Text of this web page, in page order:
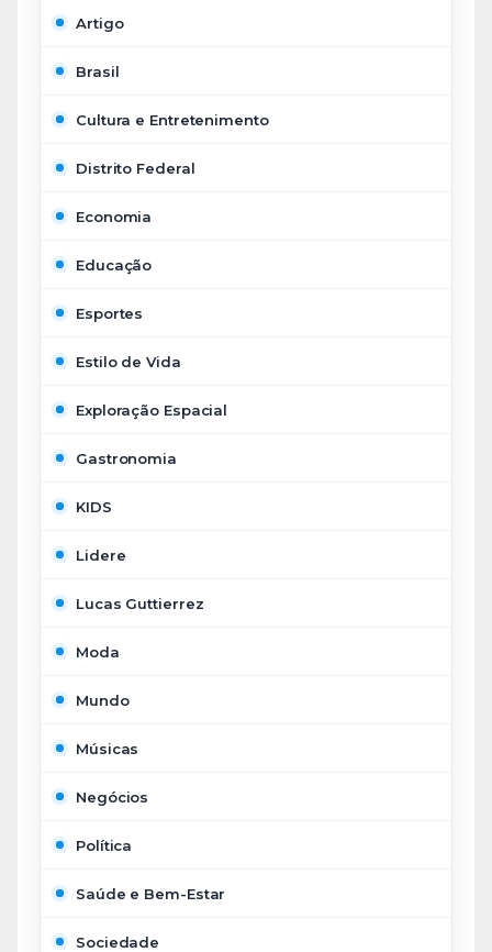
Artigo
Brasil
Cultura e Entretenimento
Distrito Federal
Economia
Educação
Esportes
Estilo de Vida
Exploração Espacial
Gastronomia
KIDS
Lidere
Lucas Guttierrez
Moda
Mundo
Músicas
Negócios
Política
Saúde e Bem-Estar
Sociedade